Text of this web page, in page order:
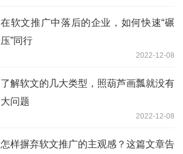
在软文推广中落后的企业，如何快速“碾
压”同行
2022-12-08
了解软文的几大类型，照葫芦画瓢就没有
大问题
2022-12-08
怎样摒弃软文推广的主观感？这篇文章告